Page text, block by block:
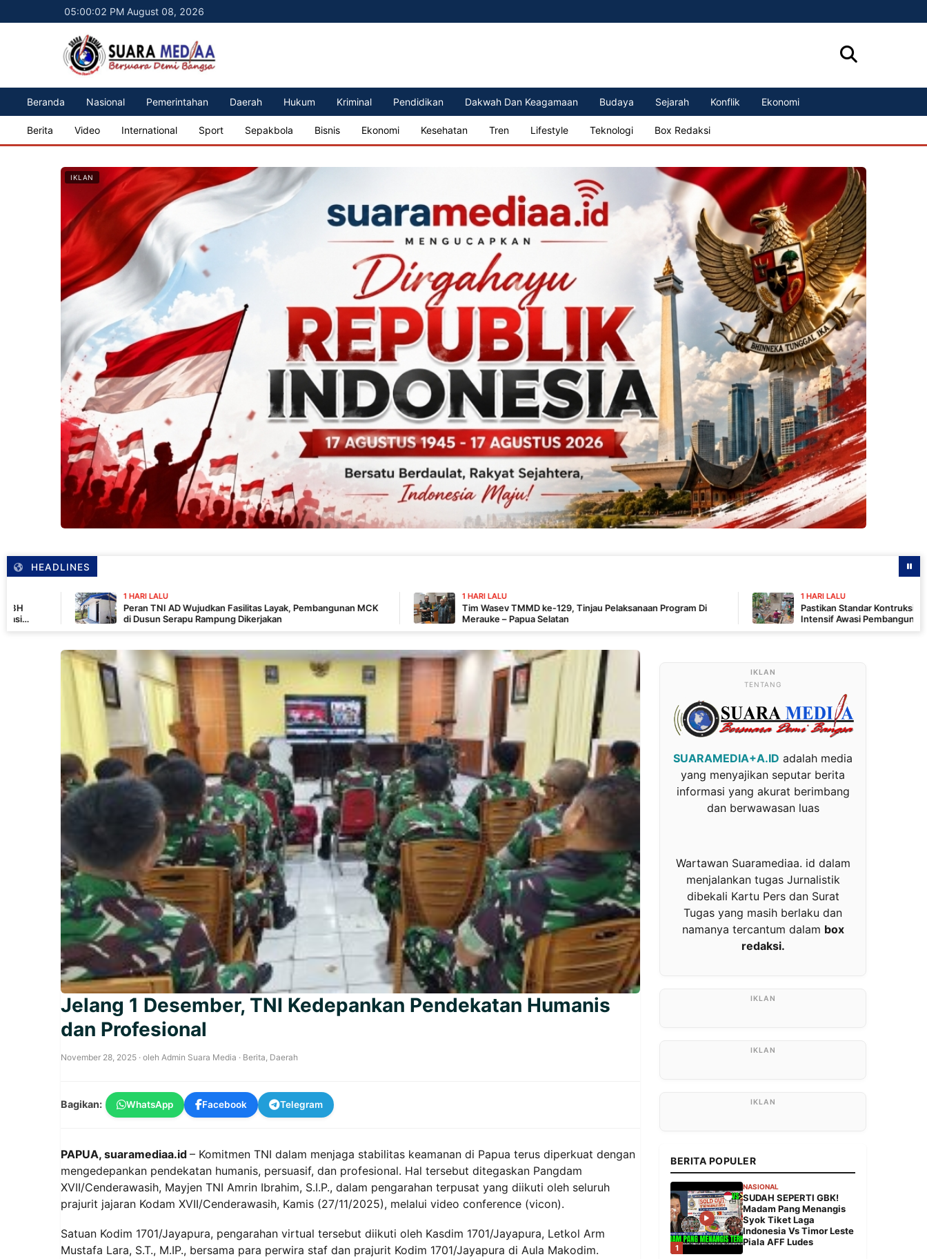
05:00:04 PM August 08, 2026
Beranda Nasional Pemerintahan Daerah Hukum Kriminal Pendidikan Dakwah Dan Keagamaan Budaya Sejarah Konflik Ekonomi
Berita Video International Sport Sepakbola Bisnis Ekonomi Kesehatan Tren Lifestyle Teknologi Box Redaksi
IKLAN
HEADLINES
1 HARI LALU
Peran TNI AD Wujudkan Fasilitas Layak, Pembangunan MCK
di Dusun Serapu Rampung Dikerjakan
1 HARI LALU
Tim Wasev TMMD ke-129, Tinjau Pelaksanaan Program Di
Merauke – Papua Selatan
1 HARI LALU
Pastikan Standar Kontruksi, Komandan SSK TMMD
Intensif Awasi Pembangunan MCK di Wanam
Jelang 1 Desember, TNI Kedepankan Pendekatan Humanis
dan Profesional
November 28, 2025 · oleh Admin Suara Media · Berita Daerah
Bagikan: WhatsApp Facebook Telegram
PAPUA, suaramediaa.id – Komitmen TNI dalam menjaga stabilitas keamanan di Papua terus diperkuat dengan
mengedepankan pendekatan humanis, persuasif, dan profesional. Hal tersebut ditegaskan Pangdam
XVII/Cenderawasih, Mayjen TNI Amrin Ibrahim, S.I.P., dalam pengarahan terpusat yang diikuti oleh seluruh
prajurit jajaran Kodam XVII/Cenderawasih, Kamis (27/11/2025), melalui video conference (vicon).
Satuan Kodim 1701/Jayapura, pengarahan virtual tersebut diikuti oleh Kasdim 1701/Jayapura, Letkol Arm
Mustafa Lara, S.T., M.IP., bersama para perwira staf dan prajurit Kodim 1701/Jayapura di Aula Makodim.
TENTANG
SUARAMEDIA+A.ID adalah media
yang menyajikan seputar berita
informasi yang akurat berimbang
dan berwawasan luas
Wartawan Suaramediaa. id dalam
menjalankan tugas Jurnalistik
dibekali Kartu Pers dan Surat
Tugas yang masih berlaku dan
namanya tercantum dalam box
redaksi.
BERITA POPULER
1
NASIONAL
SUDAH SEPERTI GBK!
Madam Pang Menangis
Syok Tiket Laga
Indonesia Vs Timor Leste
Piala AFF Ludes